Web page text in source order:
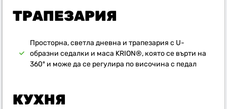
ТРАПЕЗАРИЯ
Просторна, светла дневна и трапезария с U-
образни седалки и маса KRION®, която се върти на
360º и може да се регулира по височина с педал
КУХНЯ